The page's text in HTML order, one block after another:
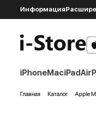
Информация
iPhoneMaciPad
Главная Каталог Apple